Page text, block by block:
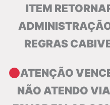
ITEM
REGRAS
ATENÇÃO
NÃO ATENDO